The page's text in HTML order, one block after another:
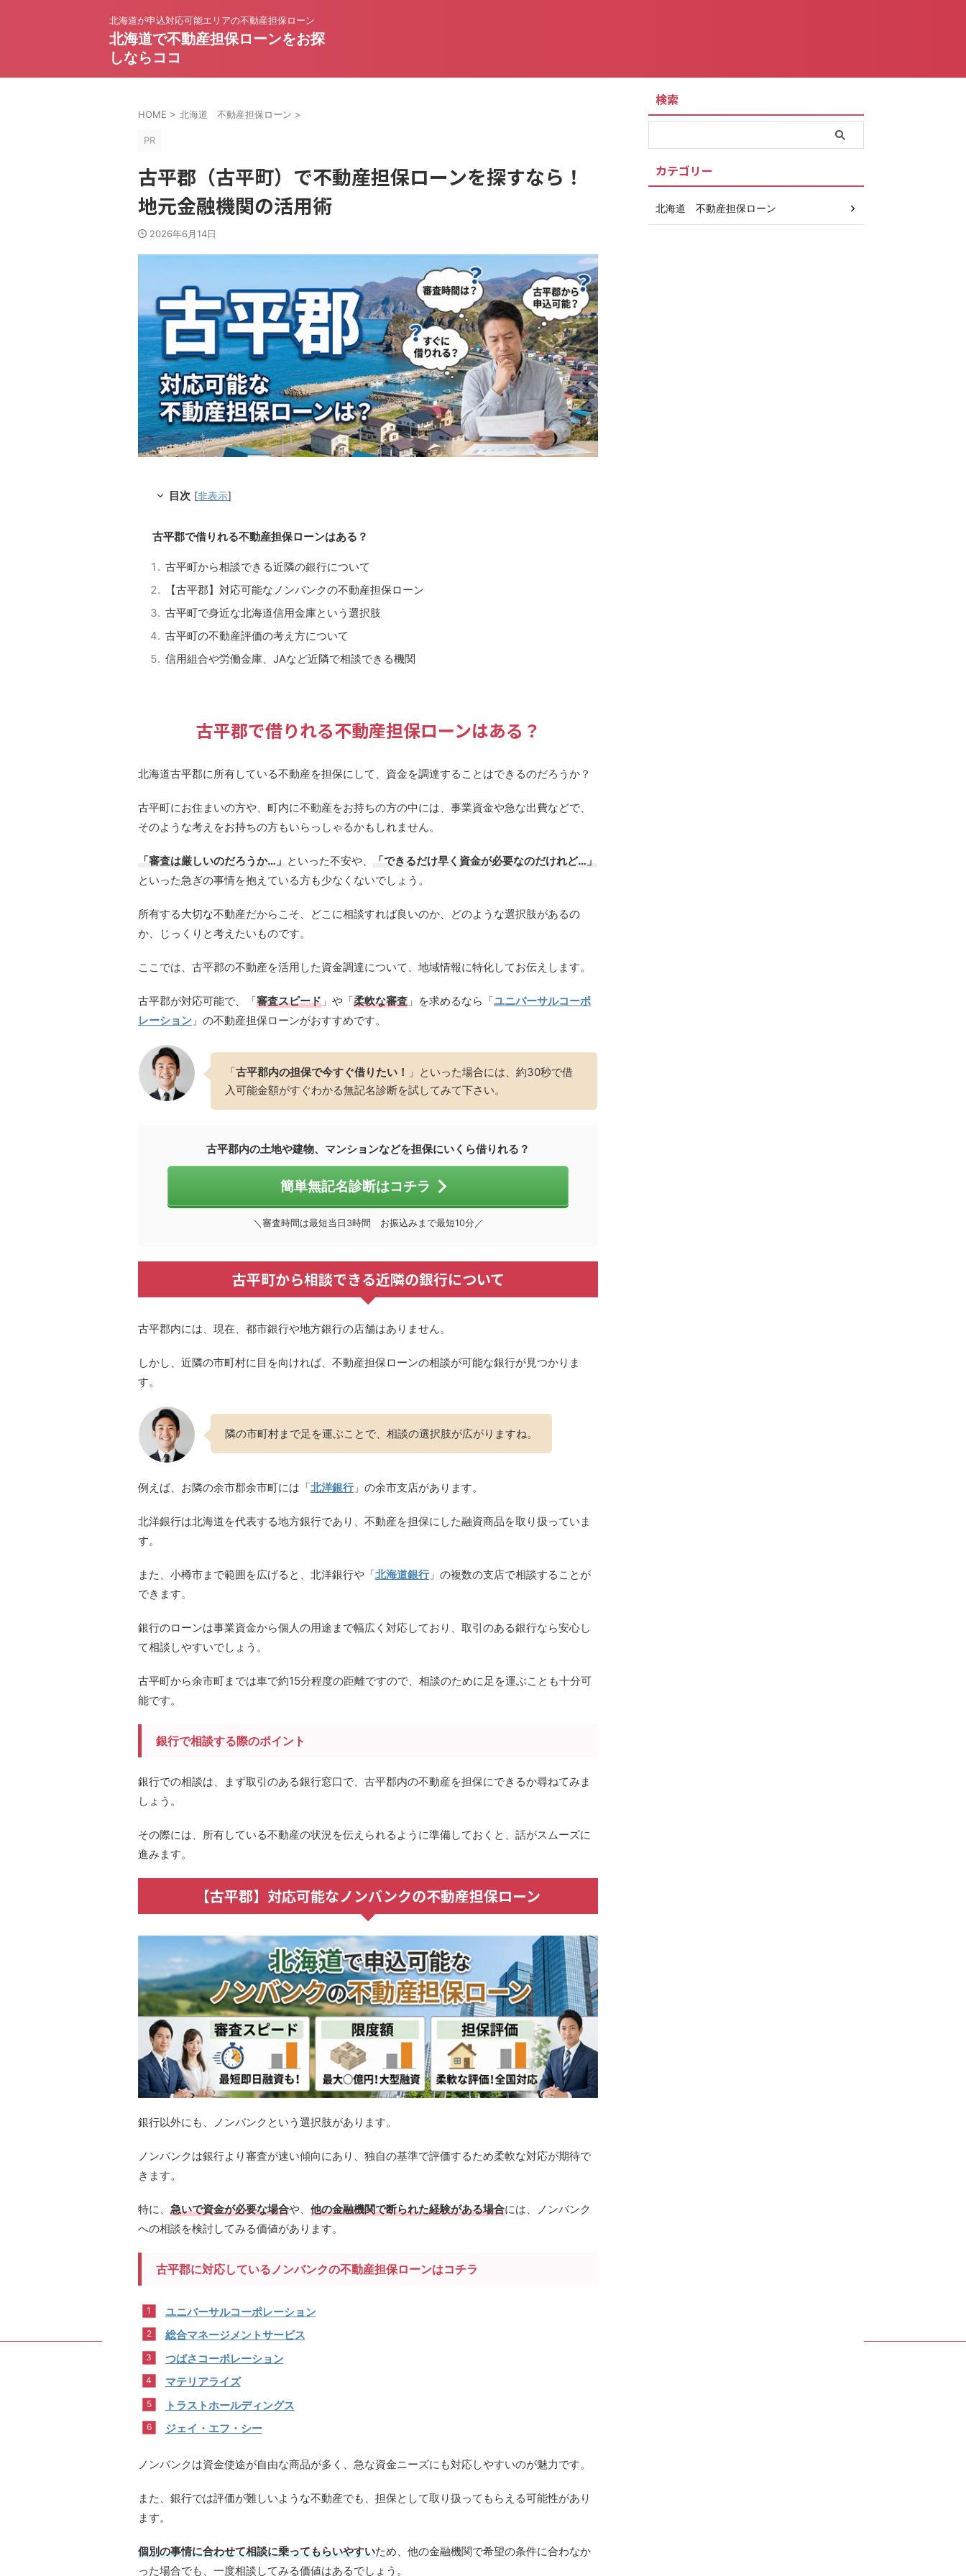
北海道が申込対応可能エリアの不動産担保ローン
北海道で不動産担保ローンをお探
しならココ
HOME > 北海道 不動産担保ローン >
PR
古平郡（古平町）で不動産担保ローンを探すなら！
地元金融機関の活用術
2026年6月14日
目次 [非表示]
古平郡で借りれる不動産担保ローンはある？
古平町から相談できる近隣の銀行について
【古平郡】対応可能なノンバンクの不動産担保ローン
古平町で身近な北海道信用金庫という選択肢
古平町の不動産評価の考え方について
信用組合や労働金庫、JAなど近隣で相談できる機関
古平郡で借りれる不動産担保ローンはある？
北海道古平郡に所有している不動産を担保にして、資金を調達することはできるのだろうか？
古平町にお住まいの方や、町内に不動産をお持ちの方の中には、事業資金や急な出費などで、
そのような考えをお持ちの方もいらっしゃるかもしれません。
「審査は厳しいのだろうか…」 といった不安や、
「できるだけ早く資金が必要なのだけれど…」
といった急ぎの事情を抱えている方も少なくないでしょう。
所有する大切な不動産だからこそ、どこに相談すれば良いのか、どのような選択肢があるの
か、じっくりと考えたいものです。
ここでは、古平郡の不動産を活用した資金調達について、地域情報に特化してお伝えします。
古平郡が対応可能で、「審査スピード 」や「柔軟な審査 」を求めるなら「ユニバーサルコーポ
レーション 」の不動産担保ローンがおすすめです。
「古平郡内の担保で今すぐ借りたい！ 」といった場合には、約30秒で借
入可能金額がすぐわかる無記名診断を試してみて下さい。
古平郡内の土地や建物、マンションなどを担保にいくら借りれる？
簡単無記名診断はコチラ
＼審査時間は最短当日3時間 お振込みまで最短10分／
古平町から相談できる近隣の銀行について
古平郡内には、現在、都市銀行や地方銀行の店舗はありません。
しかし、近隣の市町村に目を向ければ、不動産担保ローンの相談が可能な銀行が見つかりま
す。
隣の市町村まで足を運ぶことで、相談の選択肢が広がりますね。
例えば、お隣の余市郡余市町には「北洋銀行」の余市支店があります。
北洋銀行は北海道を代表する地方銀行であり、不動産を担保にした融資商品を取り扱っていま
す。
また、小樽市まで範囲を広げると、北洋銀行や「北海道銀行」の複数の支店で相談することが
できます。
銀行のローンは事業資金から個人の用途まで幅広く対応しており、取引のある銀行なら安心し
て相談しやすいでしょう。
古平町から余市町までは車で約15分程度の距離ですので、相談のために足を運ぶことも十分可
能です。
銀行で相談する際のポイント
銀行での相談は、まず取引のある銀行窓口で、古平郡内の不動産を担保にできるか尋ねてみま
しょう。
その際には、所有している不動産の状況を伝えられるように準備しておくと、話がスムーズに
進みます。
【古平郡】対応可能なノンバンクの不動産担保ローン
銀行以外にも、ノンバンクという選択肢があります。
ノンバンクは銀行より審査が速い傾向にあり、独自の基準で評価するため柔軟な対応が期待で
きます。
特に、 急いで資金が必要な場合や、 他の金融機関で断られた経験がある場合には、ノンバンク
への相談を検討してみる価値があります。
古平郡に対応しているノンバンクの不動産担保ローンはコチラ
ユニバーサルコーポレーション
総合マネージメントサービス
つばさコーポレーション
マテリアライズ
トラストホールディングス
ジェイ・エフ・シー
ノンバンクは資金使途が自由な商品が多く、急な資金ニーズにも対応しやすいのが魅力です。
また、銀行では評価が難しいような不動産でも、担保として取り扱ってもらえる可能性があり
ます。
個別の事情に合わせて相談に乗ってもらいやすいため、他の金融機関で希望の条件に合わなか
った場合でも、一度相談してみる価値はあるでしょう。
検索
カテゴリー
北海道 不動産担保ローン